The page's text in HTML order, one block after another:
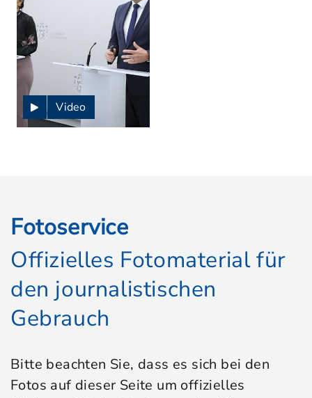
Video
Fotoservice
Offizielles Fotomaterial für
den journalistischen
Gebrauch
Bitte beachten Sie, dass es sich bei den
Fotos auf dieser Seite um offizielles